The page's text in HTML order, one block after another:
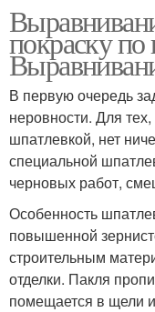
покраску
В первую очередь
неровности. Для
шпатлевкой, нет
специальной
черновых работ,
Особенность
повышенной
строительным
отделки. Пакля
помещается в щели